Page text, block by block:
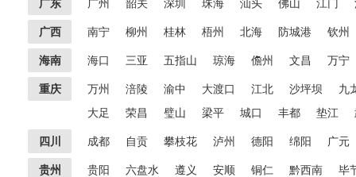
广东 广州 韶关 深圳 珠海 汕头 佛山 江门
广西 南宁 柳州 桂林 梧州 北海 防城港 钦州
海南 海口 三亚 五指山 琼海 儋州 文昌 万宁
重庆 万州 涪陵 渝中 大渡口 江北 沙坪坝
九
大足
荣昌 璧山 梁平 城口 丰都 垫江
四川 成都 自贡 攀枝花 泸州 德阳 绵阳 广元
贵州 贵阳 六盘水 遵义 安顺 铜仁 黔西南 毕